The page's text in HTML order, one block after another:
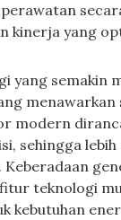
perawatan
kinerja yang
yang semakin
menawarkan
modern
sehingga
Keberadaan
teknologi
kebutuhan